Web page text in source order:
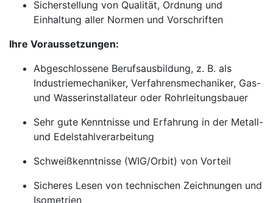
Sicherstellung von Qualität, Ordnung und
Einhaltung aller Normen und Vorschriften
Ihre Voraussetzungen:
Abgeschlossene Berufsausbildung, z. B. als
Industriemechaniker, Verfahrensmechaniker, Gas-
und Wasserinstallateur oder Rohrleitungsbauer
Sehr gute Kenntnisse und Erfahrung in der Metall-
und Edelstahlverarbeitung
Schweißkenntnisse (WIG/Orbit) von Vorteil
Sicheres Lesen von technischen Zeichnungen und
Isometrien